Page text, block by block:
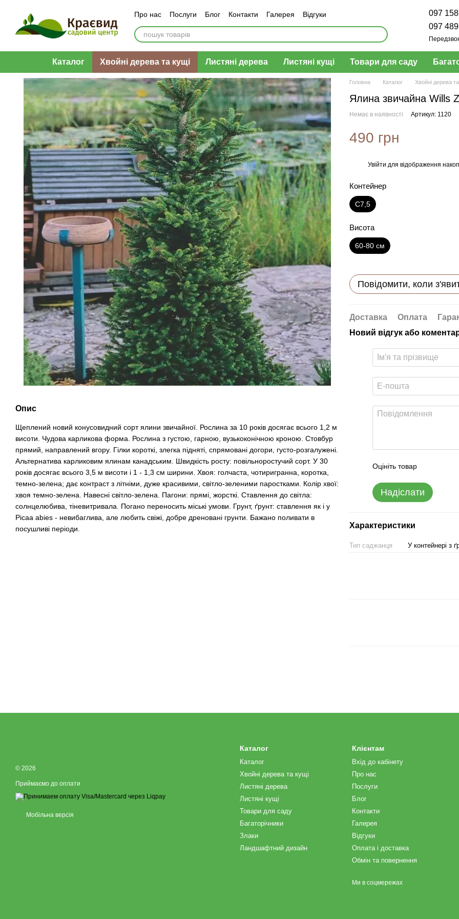
Про нас Послуги Блог Контакти Галерея
Відгуки
Оплата і доставка
Обмін та повернення
097
097
Каталог Хвойні дерева та кущі Листяні дерева Листяні кущі Товари для саду
Опис
Щеплений новий конусовидний сорт ялини звичайної. Рослина за 10 років досягає всього 1,2 м
висоти. Чудова карликова форма. Рослина з густою, гарною, вузькоконічною кроною. Стовбур
прямий, направлений вгору. Гілки короткі, злегка підняті, спрямовані догори, густо-розгалужені.
Альтернатива карликовим ялинам канадським. Швидкість росту: повільноростучий сорт. У 30
років досягає всього 3,5 м висоти і 1 - 1,3 см ширини. Хвоя: голчаста, чотиригранна, коротка,
темно-зелена; дає контраст з літніми, дуже красивими, світло-зеленими паростками. Колір хвої:
хвоя темно-зелена. Навесні світло-зелена. Пагони: прямі, жорсткі. Ставлення до світла:
солнцелюбива, тіневитривала. Погано переносить міські умови. Грунт, ґрунт: ставлення як і у
Picaa abies - невибаглива, але любить свіжі, добре дреновані грунти. Бажано поливати в
посушливі періоди.
Головна Каталог Хвойні дерева
Ялина звичайна Wills
Немає в наявності Артикул: 1120
490 грн
Увійти для відображення
Контейнер
C7,5
Висота
60-80 см
Повідомити, коли
Доставка Оплата
Новий відгук або
Оцініть товар
Надіслати
Характеристики
Тип саджанця У контейнері з
© 2026
Приймаємо до оплати
Мобільна версія
Каталог
Каталог
Хвойні дерева та кущі
Листяні дерева
Листяні кущі
Товари для саду
Багаторічники
Злаки
Ландшафтний дизайн
Клієнтам
Вхід до кабінету
Про нас
Послуги
Блог
Контакти
Галерея
Відгуки
Оплата і доставка
Обмін та повернення
Ми в соцмережах